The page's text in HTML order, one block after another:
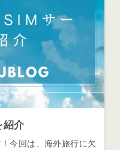
紹介
今回は、海外旅行に欠